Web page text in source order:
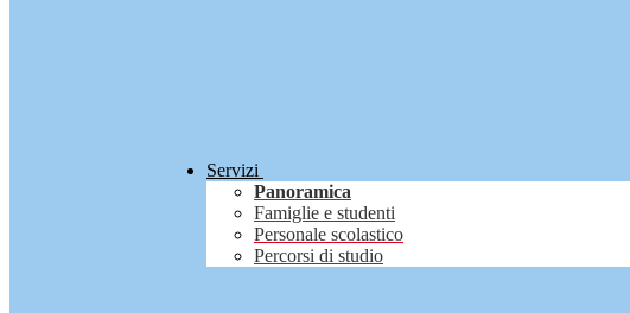
Servizi
Panoramica
Famiglie e studenti
Personale scolastico
Percorsi di studio